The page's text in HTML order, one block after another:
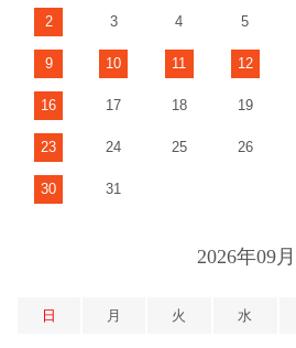
2 3 4 5
9 10 11 12
16 17 18 19
23 24 25 26
30 31
2026年09月
日 月 火 水